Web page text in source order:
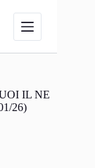
IL NE
26)